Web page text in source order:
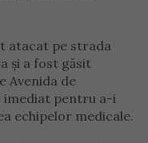
atacat pe strada
și a fost găsit
Avenida de
imediat pentru a-i
echipelor medicale.